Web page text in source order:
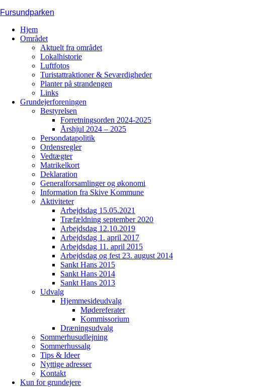
Skip
content
Fursundparken
Hjem
Området
Aktuelt fra området
Lokalhistorie
Luftfotos
Turistattraktioner & Seværdigheder
Planter på strandengen
Links
Grundejerforeningen
Bestyrelsen
Forretningsorden 2024-2025
Årshjul 2024 – 2025
Persondatapolitik
Ordensregler
Vedtægter
Matrikelkort
Deklaration
Generalforsamlinger og økonomi
Information fra Skive Kommune
Aktiviteter
Arbejdsdag 15.05.2021
Træfældning september 2020
Arbejdsdag 12.10.2019
Arbejdsdag 1. april 2017
Arbejdsdag 11. april 2015
Arbejdsdag og fest 23. august 2014
Sankt Hans 2015
Sankt Hans 2014
Sankt Hans 2013
Udvalg
Hjemmesideudvalg
Mødereferater
Kommissorium
Dræningsudvalg
Sommerhusudlejning
Sommerhussalg
Tips & Ideer
Nyttige adresser
Kontakt
Kun for grundejere